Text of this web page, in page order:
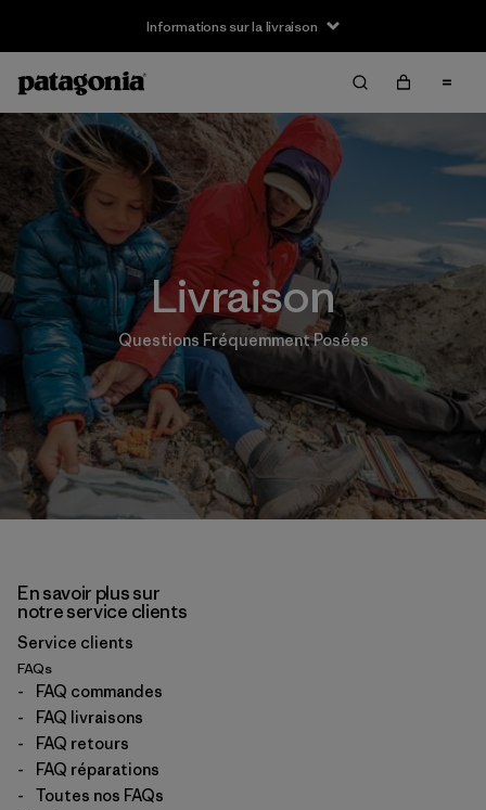
Informations sur la livraison
Livraison
Questions Fréquemment Posées
En savoir plus sur
notre service clients
Service clients
FAQs
-
FAQ commandes
-
FAQ livraisons
-
FAQ retours
-
FAQ réparations
-
Toutes nos FAQs